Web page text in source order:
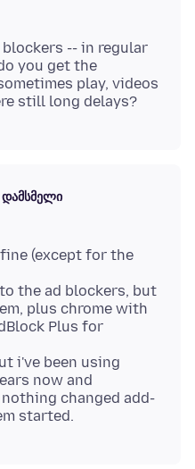
-- in regular
you get the
play, videos
დამსმელი
(except for the
the ad blockers, but
plus chrome with
Plus for
i've been using
now and
changed add-